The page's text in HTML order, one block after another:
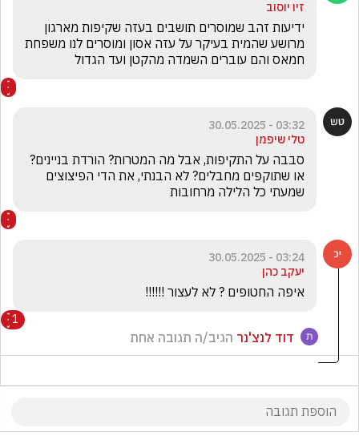
זיו יוסוב
חמאס והם עוברים השמדה מהקטן ועד הגדול
03:32 - 30.05.2025
טלי שיפמן
שמעתי כל הלילה מרחובות
03:24 - 30.05.2025
יעקב כהן
איפה החטופים ? לא לעצור !!!!!!
1
דוד לנצ'נר הגיב/ה תגובה אחת